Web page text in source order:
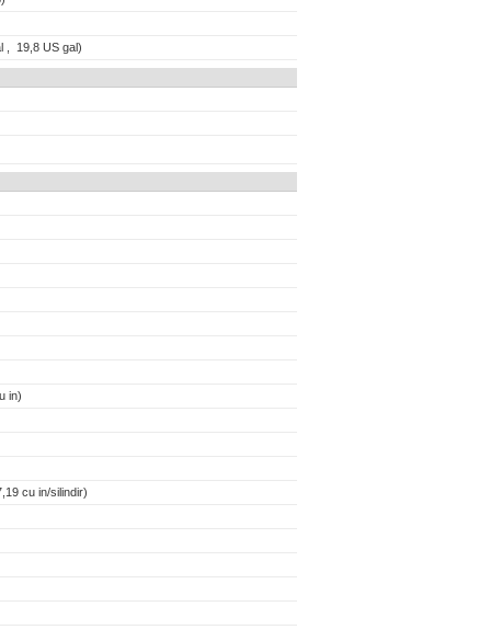
, 19,8 US gal)
in)
cu in/silindir)